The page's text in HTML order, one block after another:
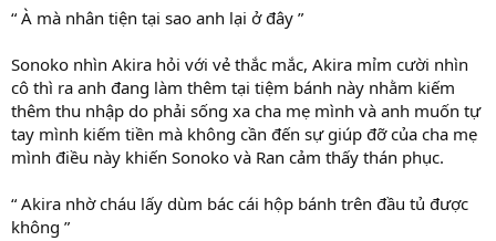
“ À mà nhân tiện tại sao anh lại ở đây ”
Sonoko nhìn Akira hỏi với vẻ thắc mắc, Akira mỉm cười nhìn
cô thì ra anh đang làm thêm tại tiệm bánh này nhằm kiếm
thêm thu nhập do phải sống xa cha mẹ mình và anh muốn tự
tay mình kiếm tiền mà không cần đến sự giúp đỡ của cha mẹ
mình điều này khiến Sonoko và Ran cảm thấy thán phục.
“ Akira nhờ cháu lấy dùm bác cái hộp bánh trên đầu tủ được
không ”